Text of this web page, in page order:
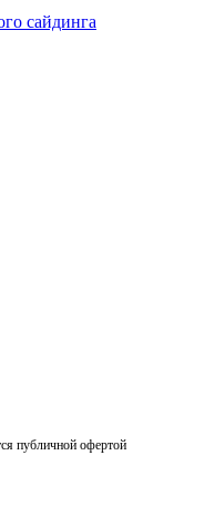
сайдинга
публичной офертой